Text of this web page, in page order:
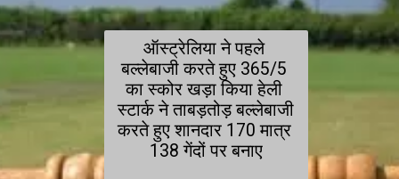
ऑस्ट्रेलिया ने पहले
बल्लेबाजी करते हुए 365/5
का स्कोर खड़ा किया हेली
स्टार्क ने ताबड़तोड़ बल्लेबाजी
करते हुए शानदार 170 मात्र
138 गेंदों पर बनाए